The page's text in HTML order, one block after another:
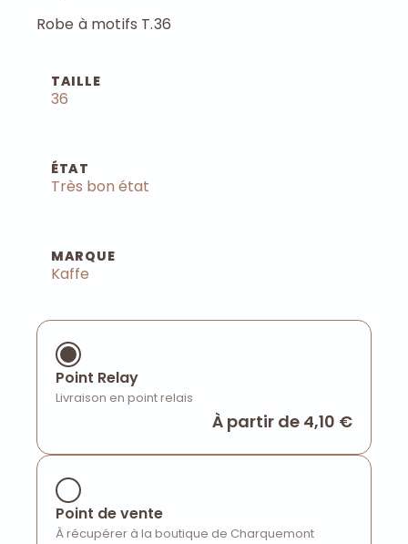
Robe à motifs T.36
TAILLE
36
ÉTAT
Très bon état
MARQUE
Kaffe
Point Relay
Livraison en point relais
À partir de 4,10 €
Point de vente
À récupérer à la boutique de Charquemont